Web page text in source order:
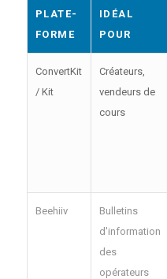
PLATE-
FORME
IDÉAL
POUR
ConvertKit
/ Kit
Créateurs,
vendeurs de
cours
Beehiiv
Bulletins
d'information
des
opérateurs